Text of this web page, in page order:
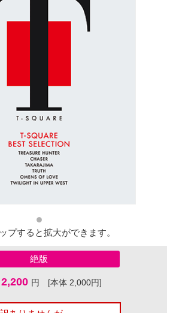
プすると拡大ができます。
絶版
2,200 円 [本体 2,000円]